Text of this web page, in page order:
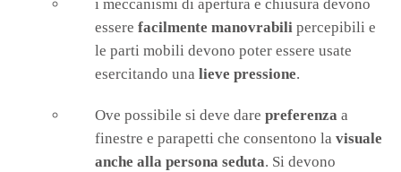
i meccanismi di apertura e chiusura devono
essere facilmente manovrabili percepibili e
le parti mobili devono poter essere usate
esercitando una lieve pressione.
Ove possibile si deve dare preferenza a
finestre e parapetti che consentono la visuale
anche alla persona seduta. Si devono